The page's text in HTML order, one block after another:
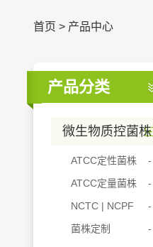
首页 > 产品中心
产品分类
微生物质控菌株
ATCC定性菌株
ATCC定量菌株
NCTC | NCPF
菌株定制